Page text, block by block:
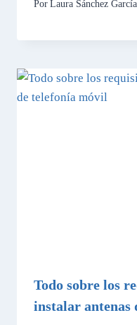
Por Laura Sánchez García
Todo sobre los
instalar antenas